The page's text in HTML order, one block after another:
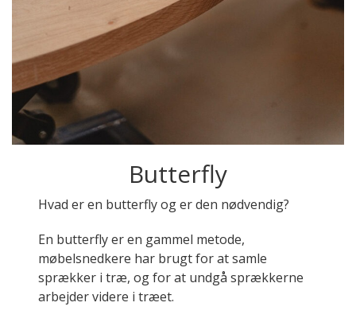
Butterfly
Hvad er en butterfly og er den nødvendig?
En butterfly er en gammel metode,
møbelsnedkere har brugt for at samle
sprækker i træ, og for at undgå sprækkerne
arbejder videre i træet.